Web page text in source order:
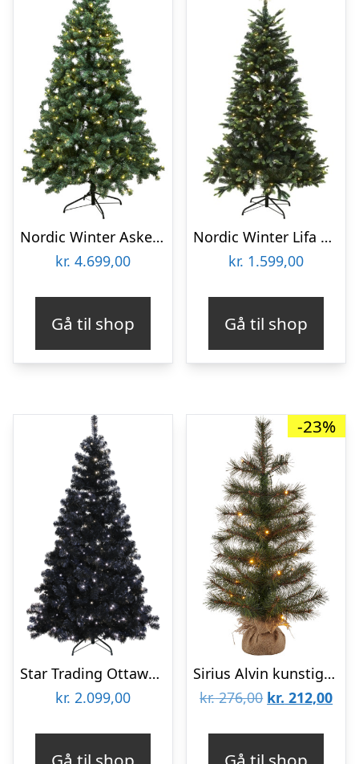
Nordic Winter Aske kunstigt juletræ med lys, 300 x 188 cm
kr. 4.699,00
Gå til shop
Nordic Winter Lifa kunstigt juletræ med lys, 180 x 122 cm
kr. 1.599,00
Gå til shop
Star Trading Ottawa kunstigt juletræ med lys, sort
kr. 2.099,00
-23%
Sirius Alvin kunstigt juletræ med lys, 60 cm
kr.276,00 Den
kr. 212,00Den